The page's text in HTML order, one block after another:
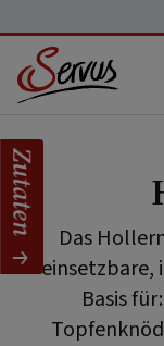
Das
einsetzbare,
Basis
Zutaten